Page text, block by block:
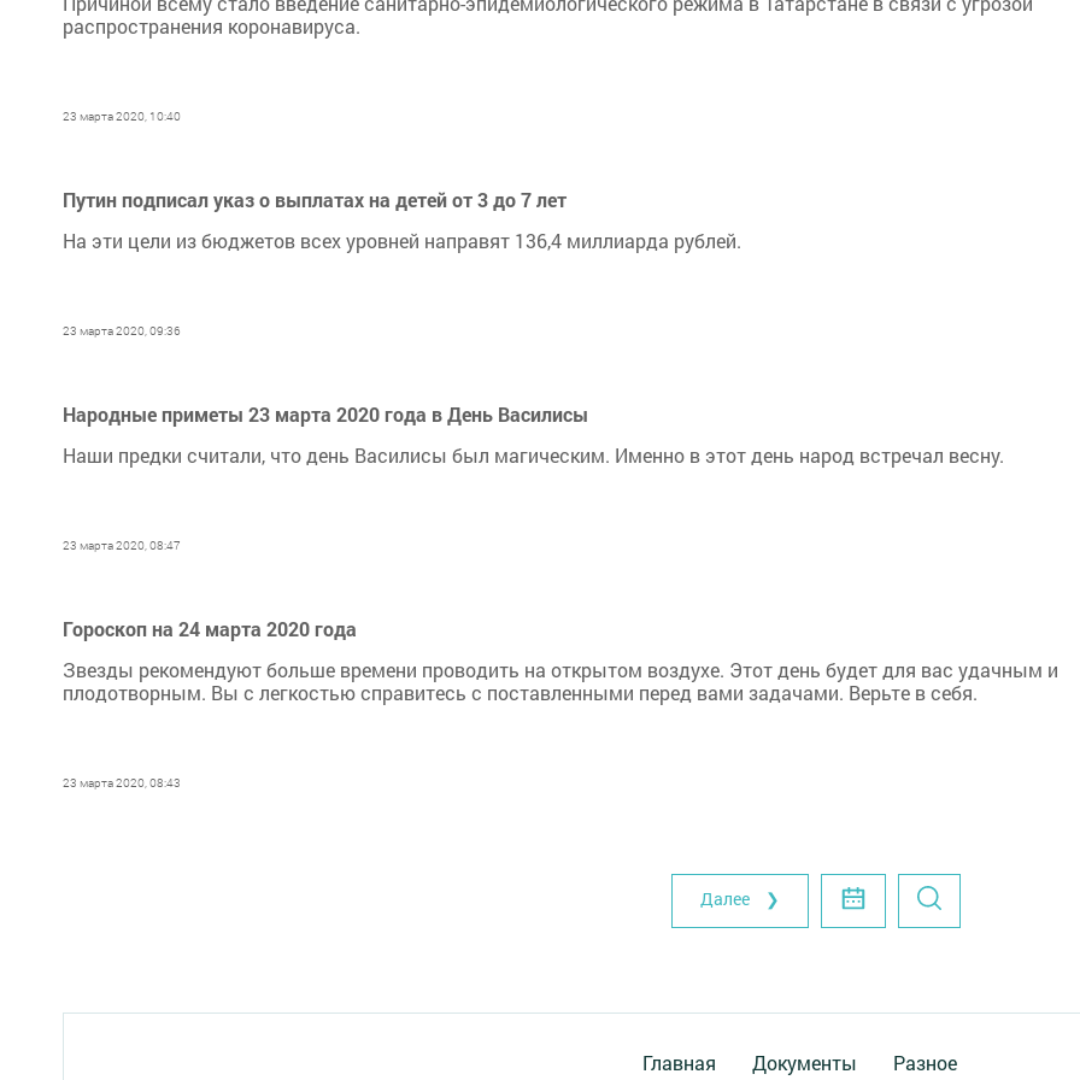
распространения коронавируса.
23 марта 2020, 10:40
Путин подписал указ о выплатах на детей от 3 до 7 лет
На эти цели из бюджетов всех уровней направят 136,4 миллиарда рублей.
23 марта 2020, 09:36
Народные приметы 23 марта 2020 года в День Василисы
Наши предки считали, что день Василисы был магическим. Именно в этот день народ встречал весну.
23 марта 2020, 08:47
Гороскоп на 24 марта 2020 года
Звезды рекомендуют больше времени проводить на открытом воздухе. Этот день будет для вас удачным и
плодотворным. Вы с легкостью справитесь с поставленными перед вами задачами. Верьте в себя.
23 марта 2020, 08:43
Далее ❯
Главная Документы Разное